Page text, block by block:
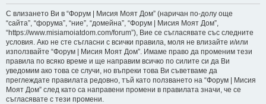
С влизането Ви в “Форум | Мисия Моят Дом” (наричан по-долу още
“сайта”, “форума”, “ние”, “домейна”, “Форум | Мисия Моят Дом”,
“https://www.misiamoiatdom.com/forum”), Вие се съгласявате със следните
условия. Ако не сте съгласни с всички правила, моля не влизайте и/или
използвайте “Форум | Мисия Моят Дом”. Имаме право да променим тези
правила по всяко време и ще направим всичко по силите си да Ви
уведомим ако това се случи, но въпреки това Ви съветваме да
преглеждате правилата редовно, тъй като ползването на “Форум | Мисия
Моят Дом” след като са направени промени в правилата значи, че се
съгласявате с тези промени.